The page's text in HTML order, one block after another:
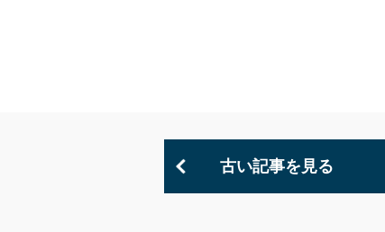
古い記事を見る